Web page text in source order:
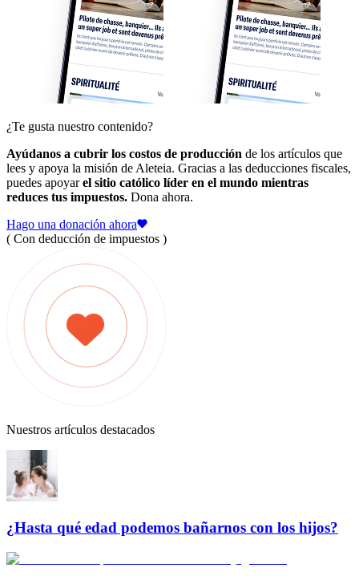
¿Te gusta nuestro contenido?
Ayúdanos a cubrir los costos de producción de los artículos que
lees y apoya la misión de Aleteia. Gracias a las deducciones fiscales,
puedes apoyarel sitio católico líder en el mundo mientras
reduces tus impuestos. Dona ahora.
Hago una donación ahora
( Con deducción de impuestos )
Nuestros artículos destacados
¿Hasta qué edad podemos bañarnos con los hijos?